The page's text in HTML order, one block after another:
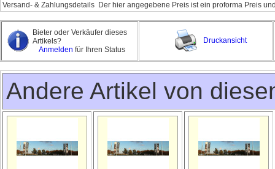
Versand- & Zahlungsdetails Der hier angegebene Preis ist ein proforma Preis
Bieter oder Verkäufer dieses
Artikels?
Anmelden für Ihren Status
Druckansicht
Andere Artikel von